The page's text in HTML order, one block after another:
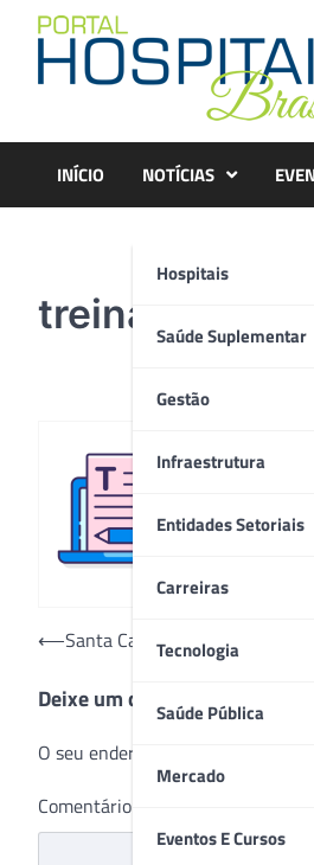
content
INÍCIO NOTÍCIAS
Hospitais
Saúde Suplementar
Gestão
Infraestrutura
Entidades Setoriais
Carreiras
Tecnologia
Saúde Pública
Mercado
Eventos E Cursos
treinamento
Navegação
Post
⟵Santa Casa insere tecnologia
Deixe um comentário
O seu endereço de e-mail não será
Comentário